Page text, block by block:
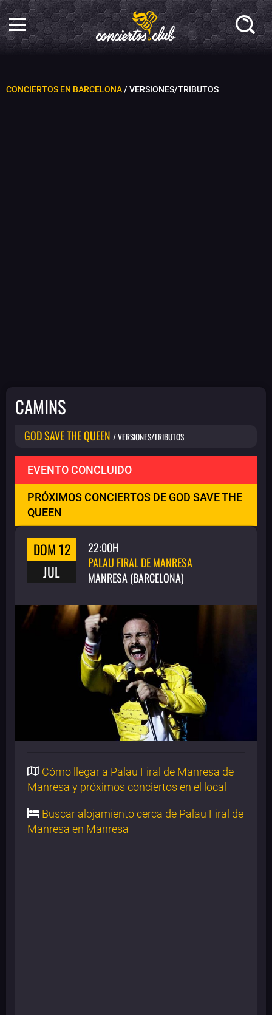
CONCIERTOS EN BARCELONA/ VERSIONES/TRIBUTOS
CAMINS
GOD SAVE THE QUEEN / VERSIONES/TRIBUTOS
EVENTO CONCLUIDO
PRÓXIMOS CONCIERTOS DE GOD SAVE THE
QUEEN
DOM 12
JUL
22:00H
PALAU FIRAL DE MANRESA
MANRESA (BARCELONA)
Cómo llegar a Palau Firal de Manresa de
Manresa y próximos conciertos en el local
Buscar alojamiento cerca de Palau Firal de
Manresa en Manresa